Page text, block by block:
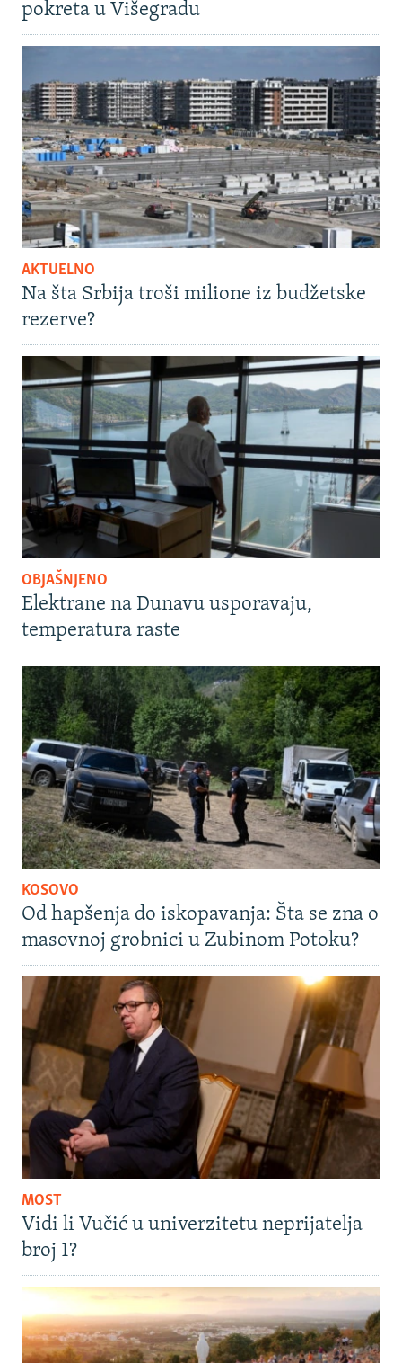
pokreta u Višegradu
AKTUELNO
Na šta Srbija troši milione iz budžetske
rezerve?
OBJAŠNJENO
Elektrane na Dunavu usporavaju,
temperatura raste
KOSOVO
Od hapšenja do iskopavanja: Šta se zna o
masovnoj grobnici u Zubinom Potoku?
MOST
Vidi li Vučić u univerzitetu neprijatelja
broj 1?